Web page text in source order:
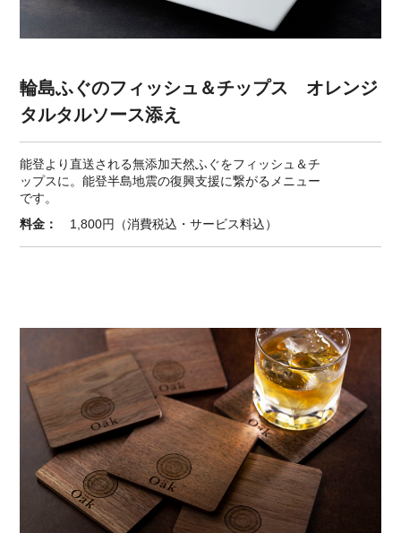
輪島ふぐのフィッシュ＆チップス オレンジ
タルタルソース添え
能登より直送される無添加天然ふぐをフィッシュ＆チ
ップスに。能登半島地震の復興支援に繋がるメニュー
です。
料金：
1,800円（消費税込・サービス料込）